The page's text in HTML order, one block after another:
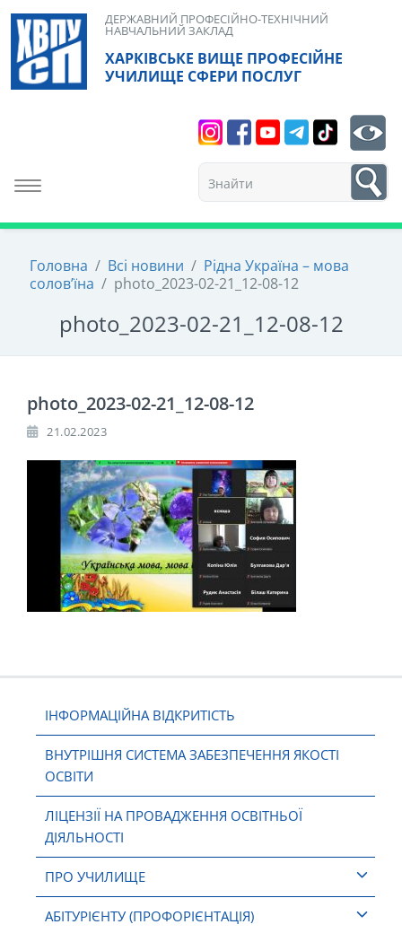
Skip
content
ХАРКІВСЬКЕ ВИЩЕ ПРОФЕСІЙНЕ
УЧИЛИЩЕ СФЕРИ ПОСЛУГ
ДЕРЖАВНИЙ ПРОФЕСІЙНО-ТЕХНІЧНИЙ
НАВЧАЛЬНИЙ ЗАКЛАД
Toggle navigation
1
Головна / Всі новини / Рідна Україна – мова
солов’їна / photo_2023-02-21_12-08-12
photo_2023-02-21_12-08-12
ІНФОРМАЦІЙНА ВІДКРИТІСТЬ
ВНУТРІШНЯ СИСТЕМА ЗАБЕЗПЕЧЕННЯ ЯКОСТІ
ОСВІТИ
ЛІЦЕНЗІЇ НА ПРОВАДЖЕННЯ ОСВІТНЬОЇ
ДІЯЛЬНОСТІ
ПРО УЧИЛИЩЕ
АБІТУРІЄНТУ (ПРОФОРІЄНТАЦІЯ)
photo_2023-02-21_12-08-12
21.02.2023